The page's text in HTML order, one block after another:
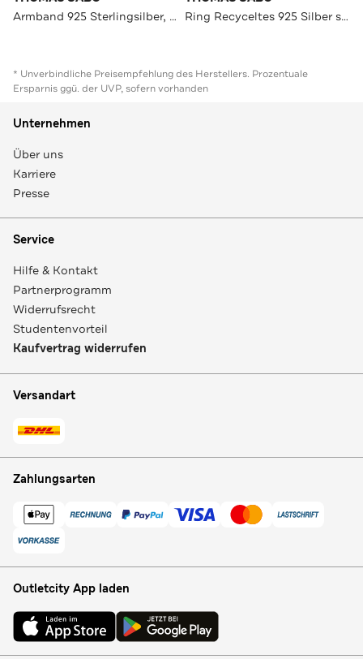
Armband 925 Sterlingsilber, Kaltemail silber Ring Recyceltes 925 Silber silber
* Unverbindliche Preisempfehlung des Herstellers. Prozentuale
Ersparnis ggü. der UVP, sofern vorhanden
Unternehmen
Über uns
Karriere
Presse
Service
Hilfe & Kontakt
Partnerprogramm
Widerrufsrecht
Studentenvorteil
Kaufvertrag widerrufen
Versandart
Zahlungsarten
Outletcity App laden